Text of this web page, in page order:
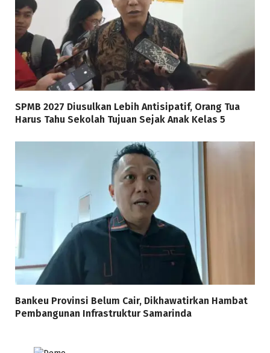
SPMB 2027 Diusulkan Lebih Antisipatif, Orang Tua
Harus Tahu Sekolah Tujuan Sejak Anak Kelas 5
Bankeu Provinsi Belum Cair, Dikhawatirkan Hambat
Pembangunan Infrastruktur Samarinda